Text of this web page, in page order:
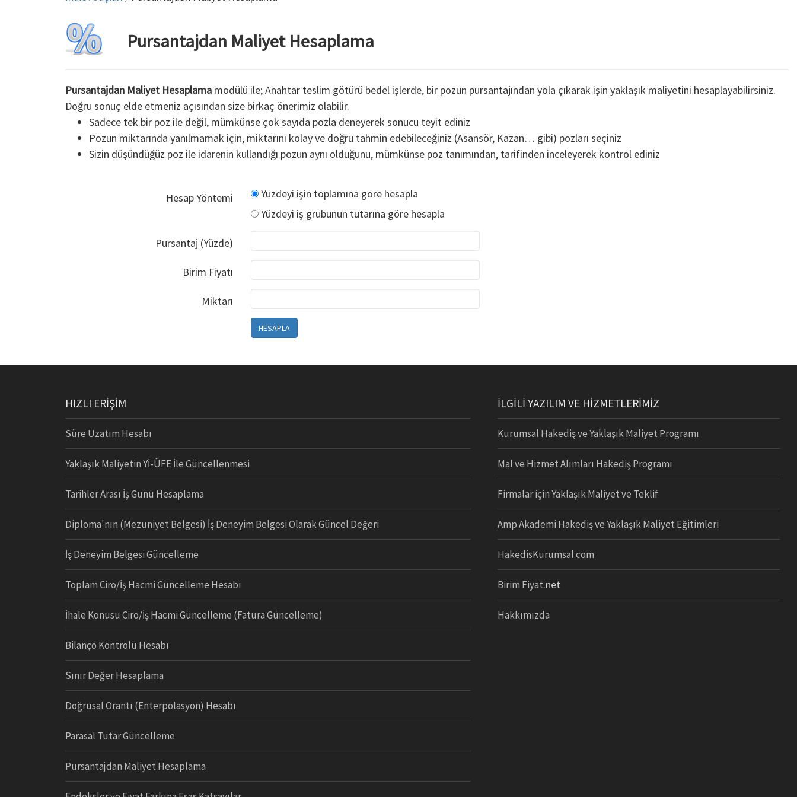
Pursantajdan Maliyet Hesaplama
Pursantajdan Maliyet Hesaplama modülü ile; Anahtar teslim götürü bedel işlerde, bir pozun pursantajından yola çıkarak işin yaklaşık maliyetini hesaplayabilirsiniz.
Doğru sonuç elde etmeniz açısından size birkaç önerimiz olabilir.
Sadece tek bir poz ile değil, mümkünse çok sayıda pozla deneyerek sonucu teyit ediniz
Pozun miktarında yanılmamak için, miktarını kolay ve doğru tahmin edebileceğiniz (Asansör, Kazan… gibi) pozları seçiniz
Sizin düşündüğüz poz ile idarenin kullandığı pozun aynı olduğunu, mümkünse poz tanımından, tarifinden inceleyerek kontrol ediniz
Hesap Yöntemi
Yüzdeyi işin toplamına göre hesapla
Yüzdeyi iş grubunun tutarına göre hesapla
Pursantaj (Yüzde)
Birim Fiyatı
Miktarı
HESAPLA
HIZLI ERİŞİM
Süre Uzatım Hesabı
Yaklaşık Maliyetin Yİ-ÜFE İle Güncellenmesi
Tarihler Arası İş Günü Hesaplama
Diploma'nın (Mezuniyet Belgesi) İş Deneyim Belgesi Olarak Güncel Değeri
İş Deneyim Belgesi Güncelleme
Toplam Ciro/İş Hacmi Güncelleme Hesabı
İhale Konusu Ciro/İş Hacmi Güncelleme (Fatura Güncelleme)
Bilanço Kontrolü Hesabı
Sınır Değer Hesaplama
Doğrusal Orantı (Enterpolasyon) Hesabı
Parasal Tutar Güncelleme
Pursantajdan Maliyet Hesaplama
İLGİLİ YAZILIM VE HİZMETLERİMİZ
Kurumsal Hakediş ve Yaklaşık Maliyet Programı
Mal ve Hizmet Alımları Hakediş Programı
Firmalar için Yaklaşık Maliyet ve Teklif
Amp Akademi Hakediş ve Yaklaşık Maliyet Eğitimleri
HakedisKurumsal.com
Birim Fiyat.net
Hakkımızda